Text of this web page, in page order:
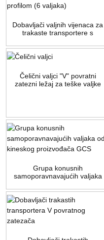
Dobavljači valjnih vijenaca za
trakaste transportere s
Čelični valjci "V" povratni
zatezni ležaj za teške valjke
Grupa konusnih
samoporavnavajućih valjaka